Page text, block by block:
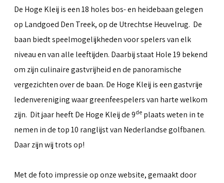
De Hoge Kleij is een 18 holes bos- en heidebaan gelegen
op Landgoed Den Treek, op de Utrechtse Heuvelrug. De
baan biedt speelmogelijkheden voor spelers van elk
niveau en van alle leeftijden. Daarbij staat Hole 19 bekend
om zijn culinaire gastvrijheid en de panoramische
vergezichten over de baan. De Hoge Kleij is een gastvrije
ledenvereniging waar greenfeespelers van harte welkom
zijn. Dit jaar heeft De Hoge Kleij de 9de plaats weten in te
nemen in de top 10 ranglijst van Nederlandse golfbanen.
Daar zijn wij trots op!
Met de foto impressie op onze website, gemaakt door